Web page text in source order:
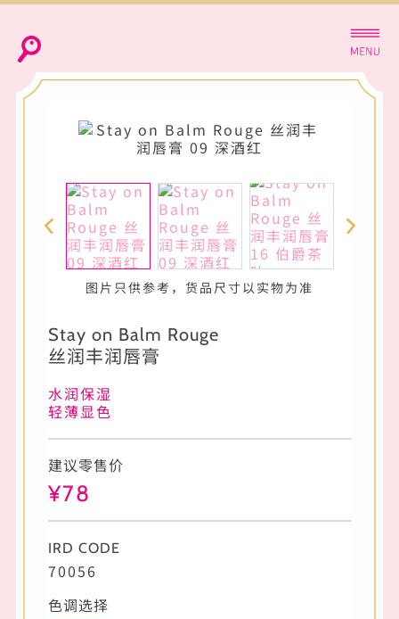
图片只供参考，货品尺寸以实物为准
Stay on Balm Rouge
丝润丰润唇膏
水润保湿
轻薄显色
建议零售价
¥78
IRD CODE
70056
色调选择